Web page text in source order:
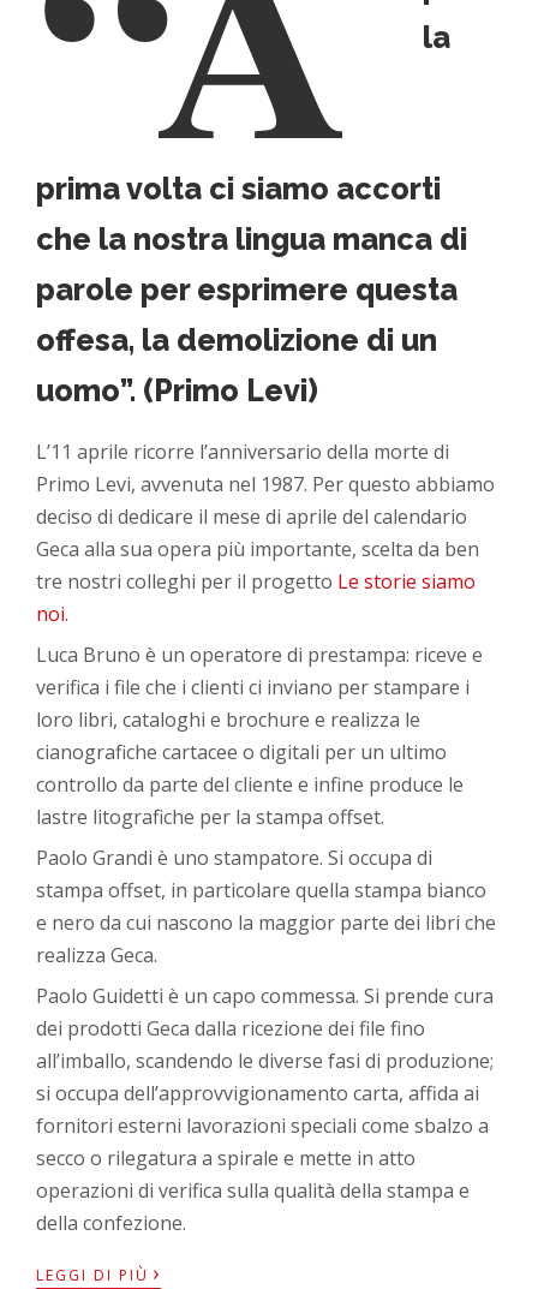
la
prima volta ci siamo accorti
che la nostra lingua manca di
parole per esprimere questa
offesa, la demolizione di un
uomo”. (Primo Levi)
L’11 aprile ricorre l’anniversario della morte di
Primo Levi, avvenuta nel 1987. Per questo abbiamo
deciso di dedicare il mese di aprile del calendario
Geca alla sua opera più importante, scelta da ben
tre nostri colleghi per il progetto Le storie siamo
noi.
Luca Bruno è un operatore di prestampa: riceve e
verifica i file che i clienti ci inviano per stampare i
loro libri, cataloghi e brochure e realizza le
cianografiche cartacee o digitali per un ultimo
controllo da parte del cliente e infine produce le
lastre litografiche per la stampa offset.
Paolo Grandi è uno stampatore. Si occupa di
stampa offset, in particolare quella stampa bianco
e nero da cui nascono la maggior parte dei libri che
realizza Geca.
Paolo Guidetti è un capo commessa. Si prende cura
dei prodotti Geca dalla ricezione dei file fino
all’imballo, scandendo le diverse fasi di produzione;
si occupa dell’approvvigionamento carta, affida ai
fornitori esterni lavorazioni speciali come sbalzo a
secco o rilegatura a spirale e mette in atto
operazioni di verifica sulla qualità della stampa e
della confezione.
LEGGI DI PIÙ ›